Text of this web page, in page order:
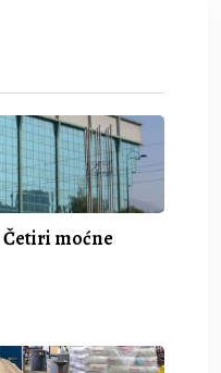
Četiri moćne